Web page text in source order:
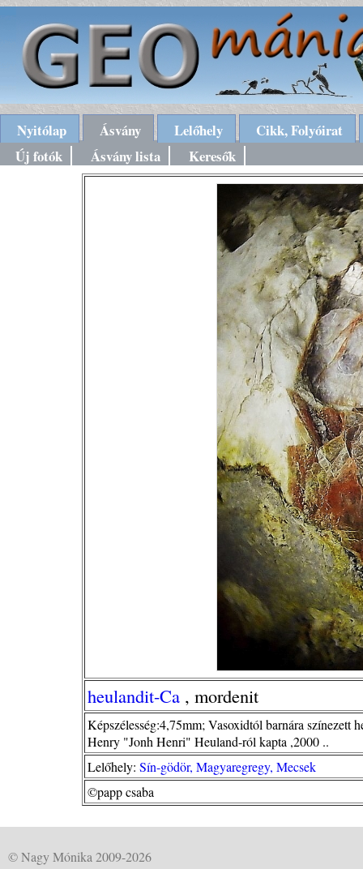
Nyitólap Ásvány Lelőhely
Cikk, Folyóirat
Új fotók
Ásvány lista Keresők
heulandit-Ca , mordenit
Képszélesség:4,75mm; Vasoxidtól barnára színezett
Henry "Jonh Henri" Heuland-ról kapta ,2000 ..
Lelőhely: Sín-gödör, Magyaregregy, Mecsek
©papp csaba
© Nagy Mónika 2009-2026